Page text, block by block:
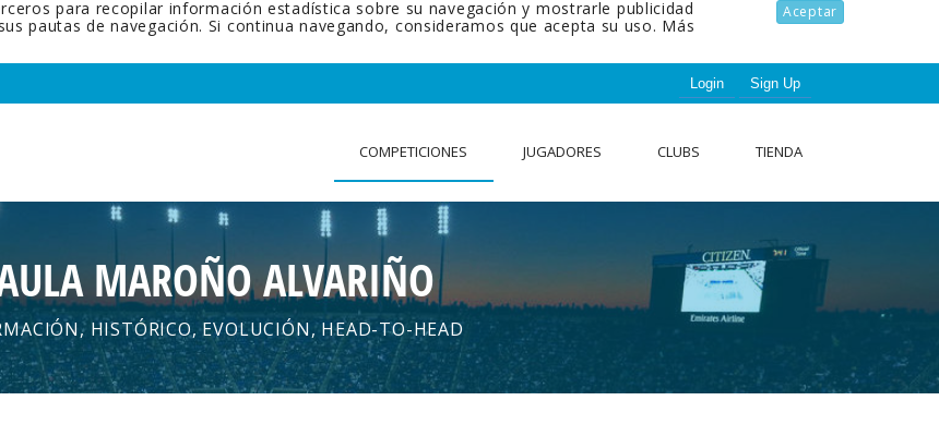
Aceptar
para recopilar información estadística sobre su navegación y mostrarle publicidad
pautas de navegación. Si continua navegando, consideramos que acepta su uso. Más
Login Sign Up
COMPETICIONES JUGADORES CLUBS TIENDA
MAROÑO ALVARIÑO
HISTÓRICO, EVOLUCIÓN, HEAD-TO-HEAD